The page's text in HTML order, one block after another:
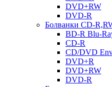
DVD+RW
DVD-R
Болванки CD-
BD-R Blu-
CD-R
CD/DVD
DVD+R
DVD+RW
DVD-R